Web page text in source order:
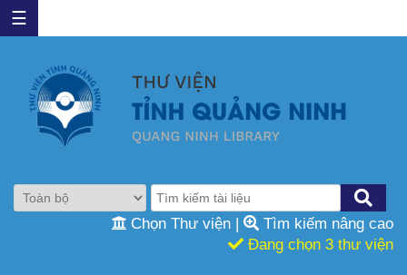
☰
Chọn Thư viện |
Tìm kiếm nâng cao
Đang chọn 3 thư viện